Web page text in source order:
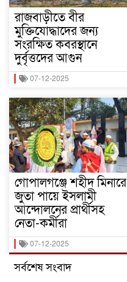
রাজবাড়ীতে বীর
মুক্তিযোদ্ধাদের জন্য
সংরক্ষিত কবরস্থানে
দুর্বৃত্তদের আগুন
07-12-2025
গোপালগঞ্জে শহীদ মিনারে
জুতা পায়ে ইসলামী
আন্দোলনের প্রার্থীসহ
নেতা-কর্মীরা
07-12-2025
সর্বশেষ সংবাদ